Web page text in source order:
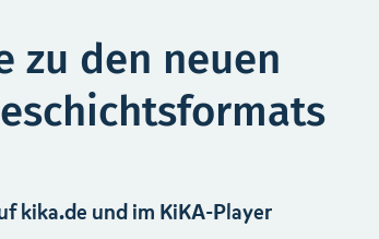
zu den neuen
kika.de und im KiKA-Player